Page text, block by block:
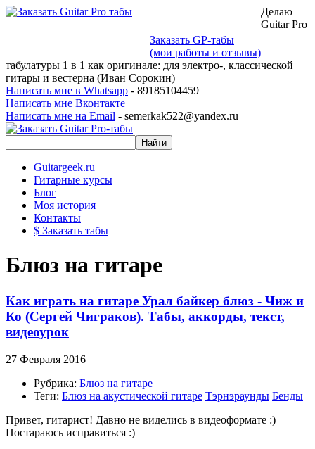
Заказать GP-табы
(мои работы и отзывы)
Делаю
Guitar Pro
табулатуры 1 в 1 как оригинале: для электро-, классической
гитары и вестерна (Иван Сорокин)
Написать мне в Whatsapp - 89185104459
Написать мне Вконтакте
Написать мне на Email - semerkak522@yandex.ru
Guitargeek.ru
Гитарные курсы
Блог
Моя история
Контакты
$ Заказать табы
Блюз на гитаре
Как играть на гитаре Урал байкер блюз - Чиж и
Ко (Сергей Чиграков). Табы, аккорды, текст,
видеоурок
27 Февраля 2016
Рубрика: Блюз на гитаре
Теги: Блюз на акустической гитаре Тэрнэраунды Бенды
Привет, гитарист! Давно не виделись в видеоформате :)
Постараюсь исправиться :)